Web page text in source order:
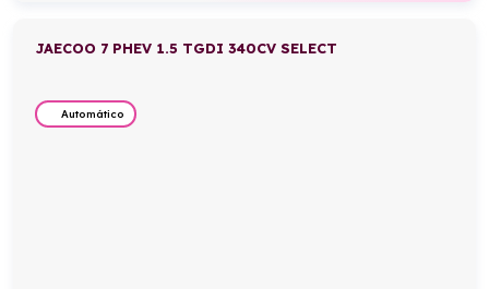
JAECOO 7 PHEV 1.5 TGDI 340CV SELECT
Automático